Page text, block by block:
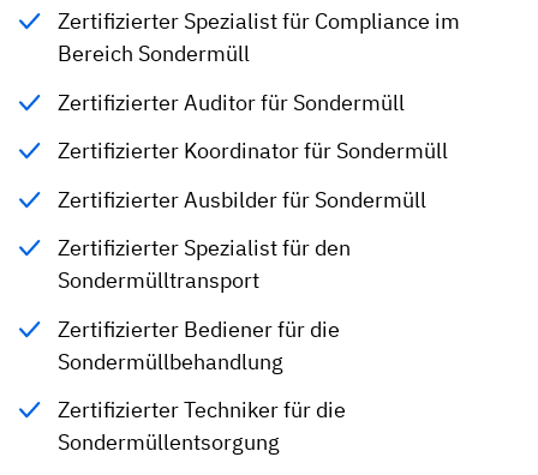
Zertifizierter Spezialist für Compliance im
Bereich Sondermüll
Zertifizierter Auditor für Sondermüll
Zertifizierter Koordinator für Sondermüll
Zertifizierter Ausbilder für Sondermüll
Zertifizierter Spezialist für den
Sondermülltransport
Zertifizierter Bediener für die
Sondermüllbehandlung
Zertifizierter Techniker für die
Sondermüllentsorgung